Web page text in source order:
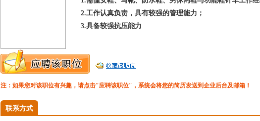
2.工作认真负责，具有较强的管理能力；
3.具备较强抗压能力
注：如果您对该职位有兴趣，请点击"应聘该职位"，系统会将您的简历发送到企业后台及邮箱！
联系方式